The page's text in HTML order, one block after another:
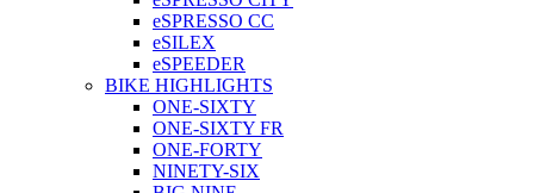
eSPRESSO CC
eSILEX
eSPEEDER
BIKE HIGHLIGHTS
ONE-SIXTY
ONE-SIXTY FR
ONE-FORTY
NINETY-SIX